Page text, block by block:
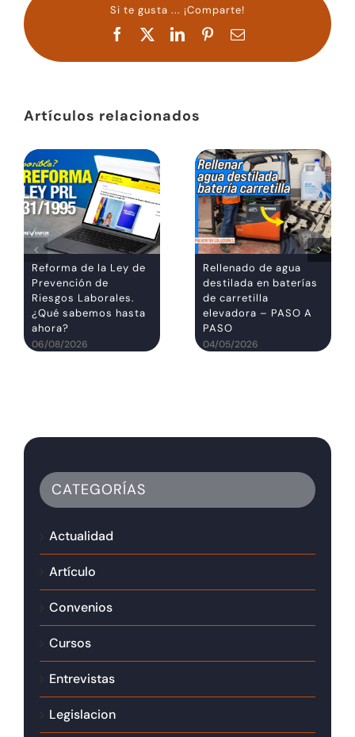
Si te gusta ... ¡Comparte!
Facebook LinkedInPinterestCorreo
Artículos relacionados
Reforma de la Ley de
Prevención de
Riesgos Laborales.
¿Qué sabemos hasta
ahora?
06/08/2026
Rellenado de agua
destilada en baterías
de carretilla
elevadora – PASO A
PASO
04/05/2026
CATEGORÍAS
Actualidad
Artículo
Convenios
Cursos
Entrevistas
Legislacion